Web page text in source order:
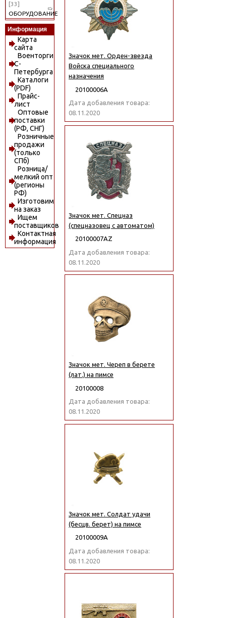
[33]
ОБОРУДОВАНИЕ
Информация
Карта
сайта
Военторги
С-
Петербурга
Каталоги
(PDF)
Прайс-
лист
Оптовые
поставки
(РФ, СНГ)
Розничные
продажи
(только
СПб)
Розница/
мелкий опт
(регионы
РФ)
Изготовим
на заказ
Ищем
поставщиков
Контактная
информация
Значок мет. Орден-звезда
Войска специального
назначения
20100006А
Дата добавления товара:
08.11.2020
Значок мет. Спецназ
(спецназовец с автоматом)
20100007АZ
Дата добавления товара:
08.11.2020
Значок мет. Череп в берете
(лат.) на пимсе
20100008
Дата добавления товара:
08.11.2020
Значок мет. Солдат удачи
(бесцв. берет) на пимсе
20100009А
Дата добавления товара:
08.11.2020